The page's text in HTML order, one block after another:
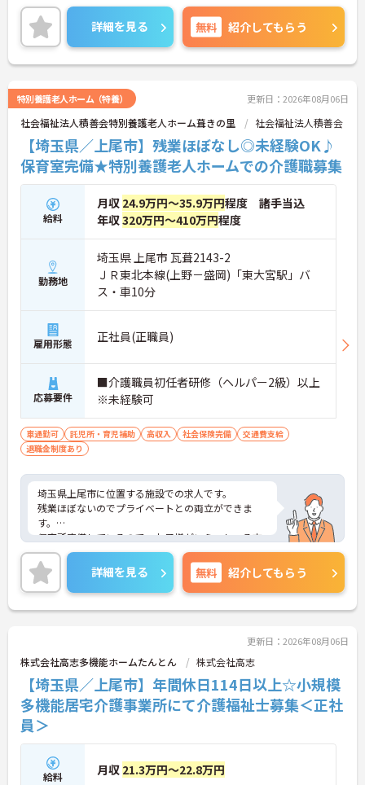
詳細を見る 無料 紹介してもらう
特別養護老人ホーム（特養） 更新日：2026年08月06日
社会福祉法人積善会特別養護老人ホーム葺きの里 社会福祉法人積善会
【埼玉県／上尾市】残業ほぼなし◎未経験OK♪
保育室完備★特別養護老人ホームでの介護職募集
給料
月収 24.9万円～35.9万円程度 諸手当込
年収320万円～410万円程度
勤務地
埼玉県 上尾市 瓦葺2143-2
ＪＲ東北本線(上野－盛岡)「東大宮駅」バ
ス・車10分
雇用形態 正社員(正職員)
応募要件
■介護職員初任者研修（ヘルパー2級）以上
※未経験可
車通勤可 託児所・育児補助 高収入 社会保険完備
交通費支給
退職金制度あり
埼玉県上尾市に位置する施設での求人です。
残業ほぼないのでプライベートとの両立ができま
す。
保育所完備しているので、お子様がいらっしゃる方
でも安心してご就業していただけます。
ご興味のある方は、お気軽にお問い合わせくださ
い。
詳細を見る 無料 紹介してもらう
更新日：2026年08月06日
株式会社高志多機能ホームたんとん 株式会社高志
【埼玉県／上尾市】年間休日114日以上☆小規模
多機能居宅介護事業所にて介護福祉士募集＜正社
員＞
給料 月収 21.3万円～22.8万円